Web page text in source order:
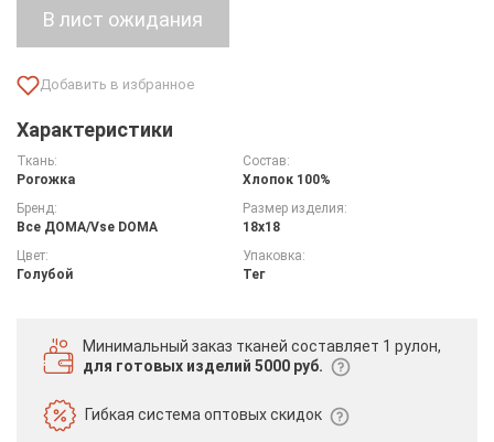
Характеристики
Ткань:
Рогожка
Состав:
Хлопок 100%
Бренд:
Все ДOMA/Vse DOMA
Размер изделия:
18х18
Цвет:
Голубой
Упаковка:
Тег
Минимальный заказ тканей составляет 1 рулон,
для готовых изделий 5000 руб.
Гибкая системаоптовых скидок